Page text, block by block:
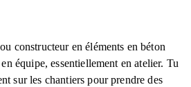
constructeur en éléments en béton
équipe, essentiellement en atelier. Tu
sur les chantiers pour prendre des